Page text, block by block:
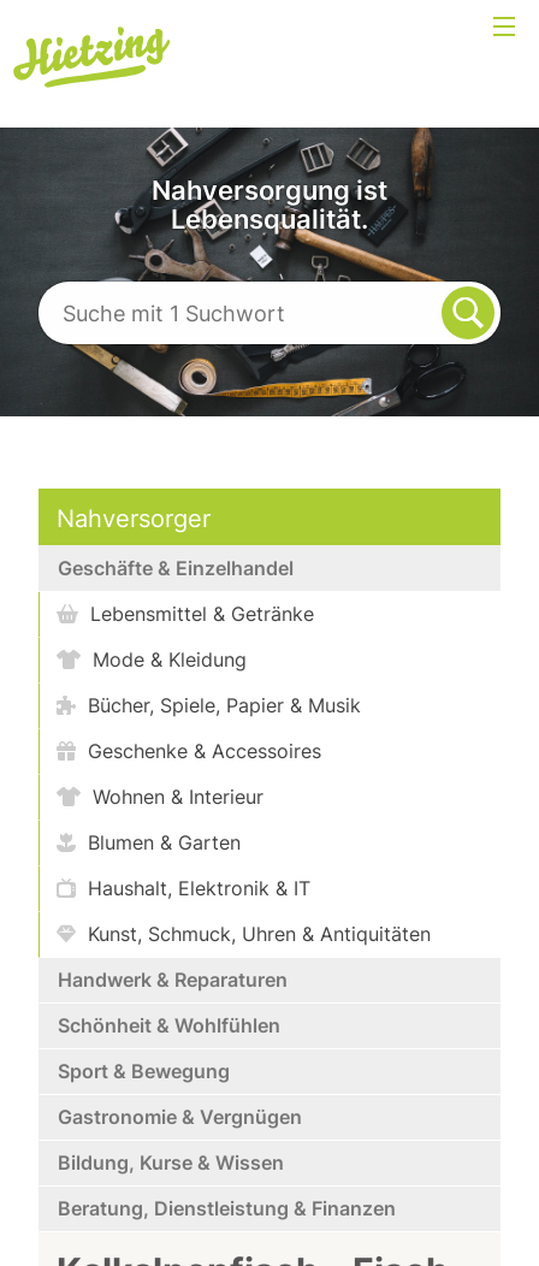
Nahversorgung ist
Lebensqualität.
Nahversorger
Geschäfte & Einzelhandel
Lebensmittel & Getränke
Mode & Kleidung
Bücher, Spiele, Papier & Musik
Geschenke & Accessoires
Wohnen & Interieur
Blumen & Garten
Haushalt, Elektronik & IT
Kunst, Schmuck, Uhren & Antiquitäten
Handwerk & Reparaturen
Schönheit & Wohlfühlen
Sport & Bewegung
Gastronomie & Vergnügen
Bildung, Kurse & Wissen
Beratung, Dienstleistung & Finanzen